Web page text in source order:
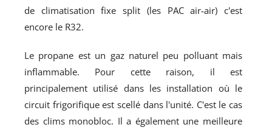
de climatisation fixe split (les PAC air-air) c'est
encore le R32.
Le propane est un gaz naturel peu polluant mais
inflammable. Pour cette raison, il est
principalement utilisé dans les installation où le
circuit frigorifique est scellé dans l'unité. C'est le cas
des clims monobloc. Il a également une meilleure